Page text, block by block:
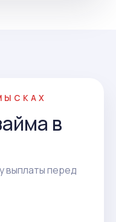
в
выплаты перед